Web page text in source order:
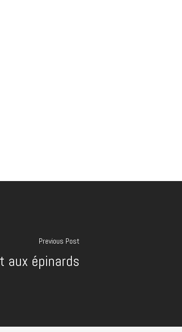
Previous Post
aux épinards